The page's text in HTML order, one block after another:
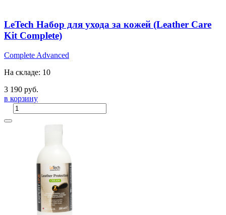
LeTech Набор для ухода за кожей (Leather Care
Kit Complete)
Complete Advanced
На складе: 10
3 190 руб.
в корзину